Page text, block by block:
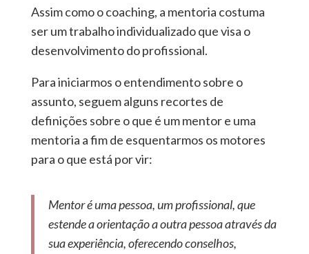
Assim como o coaching, a mentoria costuma
ser um trabalho individualizado que visa o
desenvolvimento do profissional.
Para iniciarmos o entendimento sobre o
assunto, seguem alguns recortes de
definições sobre o que é um mentor e uma
mentoria a fim de esquentarmos os motores
para o que está por vir:
Mentor é uma pessoa, um profissional, que
estende a orientação a outra pessoa através da
sua experiência, oferecendo conselhos,